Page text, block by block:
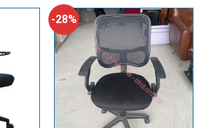
949,000₫.
-28%